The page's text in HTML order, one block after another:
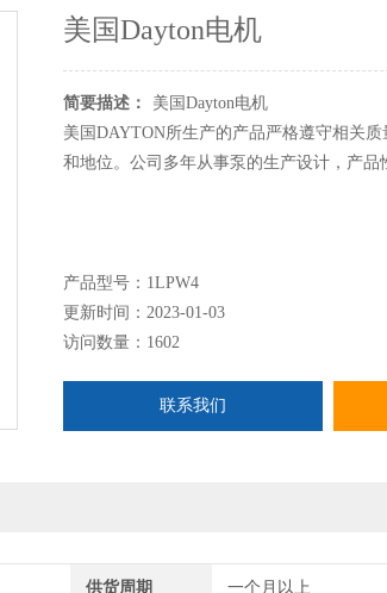
美国Dayton电机
简要描述：
美国Dayton电机
美国DAYTON所生产的产品严格遵守相关
和地位。公司多年从事泵的生产设计，产品
产品型号：1LPW4
更新时间：2023-01-03
访问数量：1602
联系我们
供货周期 一个月以上